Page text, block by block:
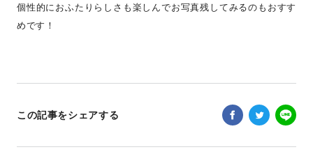
個性的におふたりらしさも楽しんでお写真残してみるのもおすす
めです！
この記事をシェアする